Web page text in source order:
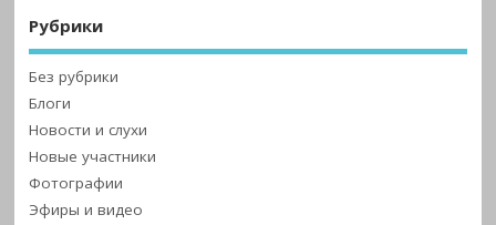
Рубрики
Без рубрики
Блоги
Новости и слухи
Новые участники
Фотографии
Эфиры и видео